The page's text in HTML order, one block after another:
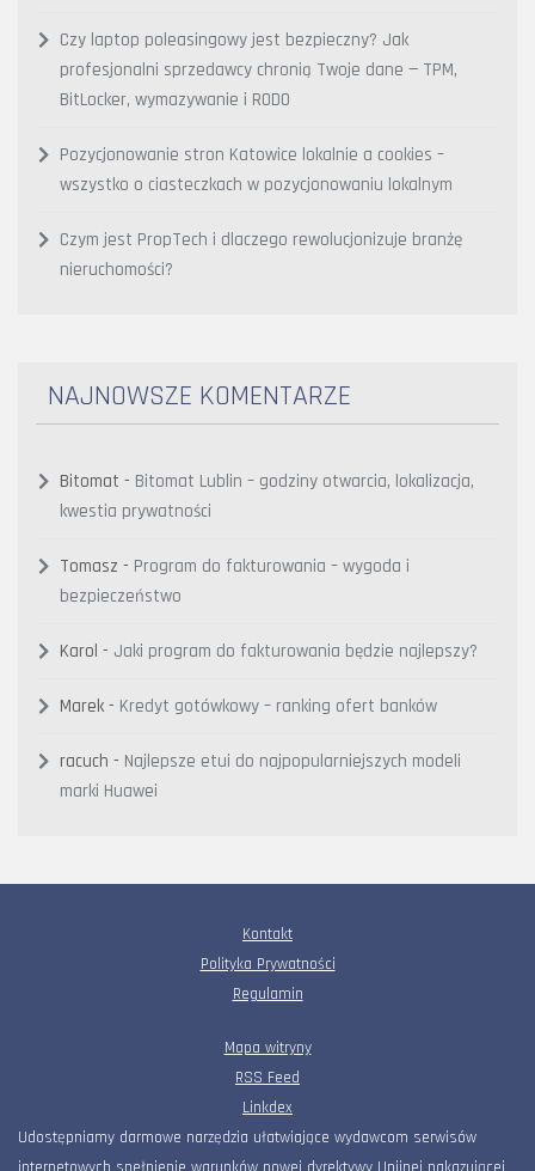
Czy laptop poleasingowy jest bezpieczny? Jak
profesjonalni sprzedawcy chronią Twoje dane — TPM,
BitLocker, wymazywanie i RODO
Pozycjonowanie stron Katowice lokalnie a cookies –
wszystko o ciasteczkach w pozycjonowaniu lokalnym
Czym jest PropTech i dlaczego rewolucjonizuje branżę
nieruchomości?
NAJNOWSZE KOMENTARZE
Bitomat - Bitomat Lublin – godziny otwarcia, lokalizacja,
kwestia prywatności
Tomasz - Program do fakturowania – wygoda i
bezpieczeństwo
Karol - Jaki program do fakturowania będzie najlepszy?
Marek - Kredyt gotówkowy – ranking ofert banków
racuch - Najlepsze etui do najpopularniejszych modeli
marki Huawei
Kontakt
Polityka Prywatności
Regulamin
Mapa witryny
RSS Feed
Linkdex
Udostępniamy darmowe narzędzia ułatwiające wydawcom serwisów